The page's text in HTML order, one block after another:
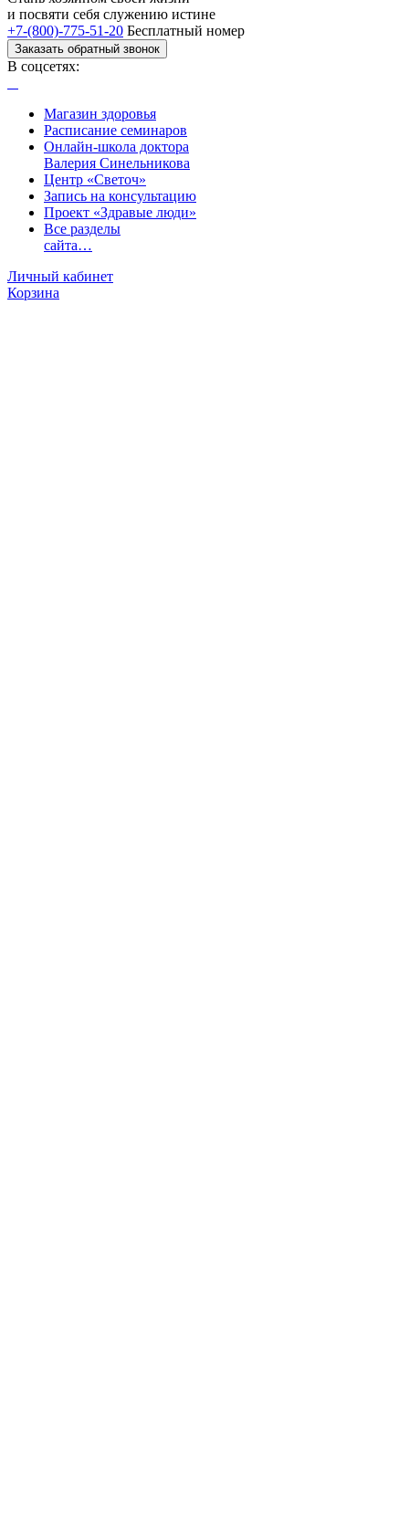
и посвяти себя служению истине
+7-(800)-775-51-20 Бесплатный номер
Заказать обратный звонок
В соцсетях:
Магазин здоровья
Расписание семинаров
Онлайн-школа доктора
Валерия Синельникова
Центр «Светоч»
Запись на консультацию
Проект «Здравые люди»
Все разделы
сайта…
Личный кабинет
Корзина